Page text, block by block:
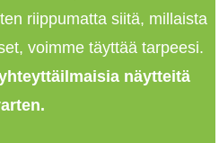
riippumatta siitä, millaista
voimme täyttää tarpeesi.
ilmaisia ​​näytteitä